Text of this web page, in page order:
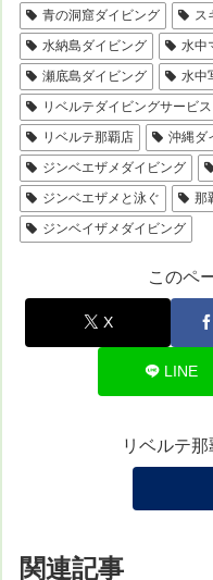
青の洞窟ダイビング
ス
水納島ダイビング
水中
瀬底島ダイビング
水中
リベルテダイビングサービス
リベルテ那覇店
沖縄ダ
ジンベエザメダイビング
ジンベエザメと泳ぐ
那
ジンベイザメダイビング
このペ
X
LINE
リベルテ
関連記事